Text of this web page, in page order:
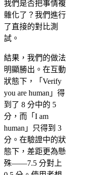
我們是否把事情複
雜化了？我們進行
了直接的對比測
試。
結果，我們的做法
明顯勝出。在互動
狀態下，「Verify
you are human」得
到了 8 分中的 5
分，而「I am
human」只得到 3
分。在驗證中的狀
態下，差距更為懸
殊——7.5 分對上